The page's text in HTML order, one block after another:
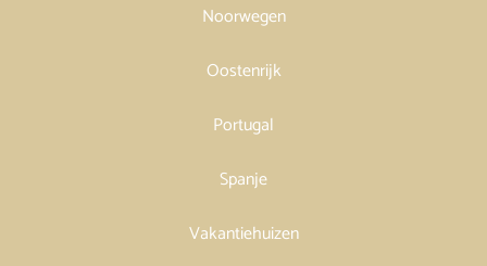
Noorwegen
Oostenrijk
Portugal
Spanje
Vakantiehuizen